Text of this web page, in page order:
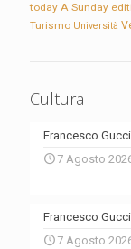
today A Sunday
Turismo Università
Cultura
Francesco
7 Agosto
Francesco
7 Agosto